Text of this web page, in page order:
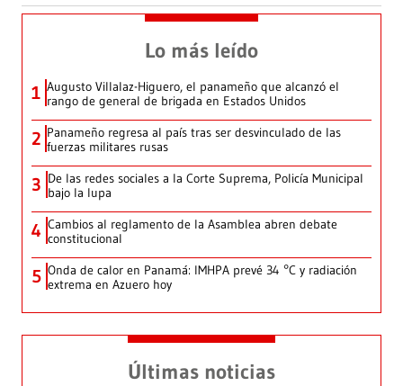
Lo más leído
1 Augusto Villalaz-Higuero, el panameño que alcanzó el
rango de general de brigada en Estados Unidos
2 Panameño regresa al país tras ser desvinculado de las
fuerzas militares rusas
3 De las redes sociales a la Corte Suprema, Policía Municipal
bajo la lupa
4 Cambios al reglamento de la Asamblea abren debate
constitucional
5 Onda de calor en Panamá: IMHPA prevé 34 °C y radiación
extrema en Azuero hoy
Últimas noticias